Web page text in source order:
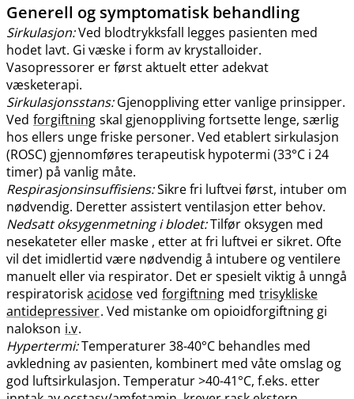
Generell og symptomatisk behandling
Sirkulasjon:Ved blodtrykksfall legges pasienten med
hodet lavt. Gi væske i form av krystalloider.
Vasopressorer er først aktuelt etter adekvat
væsketerapi.
Sirkulasjonsstans:Gjenoppliving etter vanlige prinsipper.
Ved forgiftning skal gjenoppliving fortsette lenge, særlig
hos ellers unge friske personer. Ved etablert sirkulasjon
(ROSC) gjennomføres terapeutisk hypotermi (33°C i 24
timer) på vanlig måte.
Respirasjonsinsuffisiens:Sikre fri luftvei først, intuber om
nødvendig. Deretter assistert ventilasjon etter behov.
Nedsatt oksygenmetning i blodet:Tilfør oksygen med
nesekateter eller maske , etter at fri luftvei er sikret. Ofte
vil det imidlertid være nødvendig å intubere og ventilere
manuelt eller via respirator. Det er spesielt viktig å unngå
respiratorisk acidose ved forgiftning med trisykliske
antidepressiver. Ved mistanke om opioidforgiftning gi
nalokson i.v.
Hypertermi:Temperaturer 38-40°C behandles med
avkledning av pasienten, kombinert med våte omslag og
god luftsirkulasjon. Temperatur >40-41°C, f.eks. etter